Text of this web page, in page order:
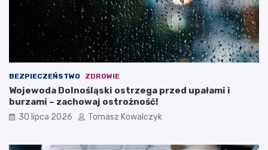
BEZPIECZEŃSTWO ZDROWIE
Wojewoda Dolnośląski ostrzega przed upałami i
burzami – zachowaj ostrożność!
30 lipca 2026 Tomasz Kowalczyk